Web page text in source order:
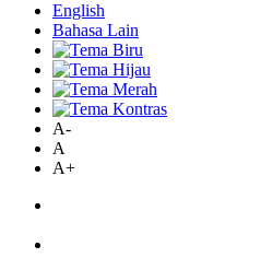
English
Bahasa Lain
A-
A
A+